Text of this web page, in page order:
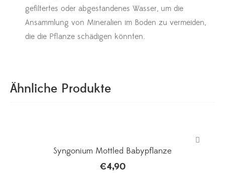
gefiltertes oder abgestandenes Wasser, um die
Ansammlung von Mineralien im Boden zu vermeiden,
die die Pflanze schädigen könnten.
Ähnliche Produkte
Syngonium Mottled Babypflanze
€4,90